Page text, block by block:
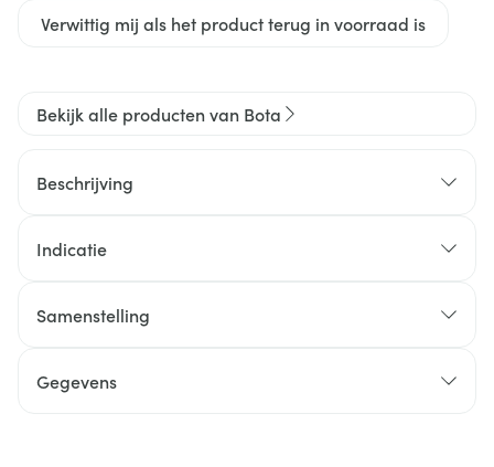
Verwittig mij als het product terug in voorraad is
Bekijk alle producten van Bota
Beschrijving
Indicatie
Samenstelling
Gegevens